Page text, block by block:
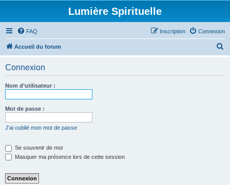
Lumière Spirituelle
FAQ Connexion
Inscription
Accueil du forum
Connexion
Nom d’utilisateur :
Mot de passe :
J’ai oublié mon mot de passe
Se souvenir de moi
Masquer ma présence lors de cette session